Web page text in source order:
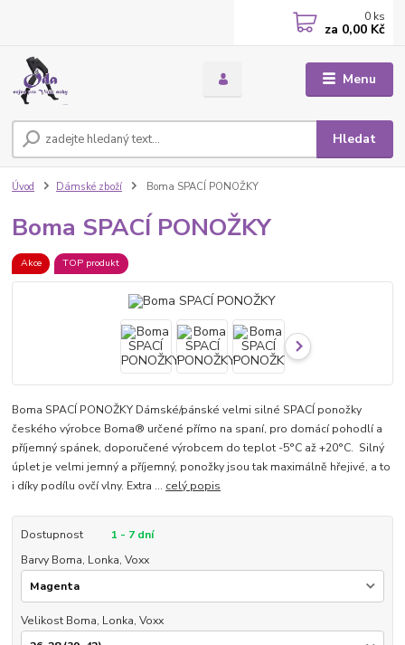
Menu
Hledat
0 ks
za 0,00 Kč
Úvod Dámské zboží Boma SPACÍ PONOŽKY
Boma SPACÍ PONOŽKY
Akce TOP produkt
Boma SPACÍ PONOŽKY Dámské/pánské velmi silné SPACÍ ponožky
českého výrobce Boma® určené přímo na spaní, pro domácí pohodlí a
příjemný spánek, doporučené výrobcem do teplot -5°C až +20°C. Silný
úplet je velmi jemný a příjemný, ponožky jsou tak maximálně hřejivé, a to
i díky podílu ovčí vlny. Extra ... celý popis
Dostupnost
1 - 7 dní
Barvy Boma, Lonka, Voxx
Velikost Boma, Lonka, Voxx